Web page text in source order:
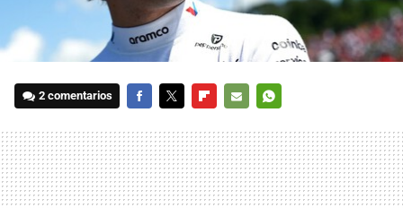
2 comentarios
MAIL